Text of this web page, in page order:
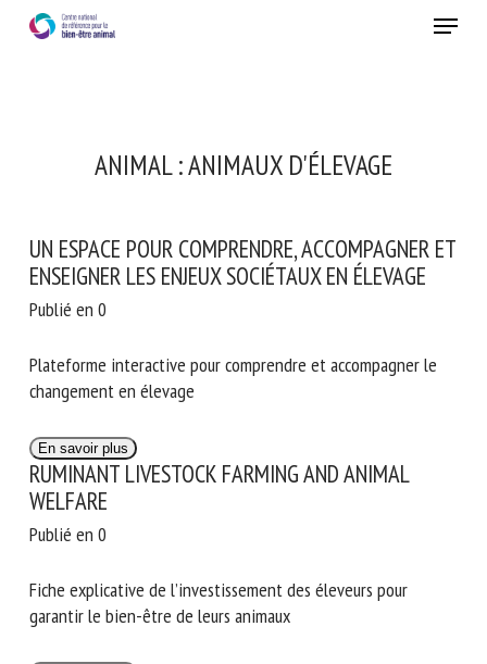
Menu
ANIMAL :ANIMAUX D'ÉLEVAGE
UN ESPACE POUR COMPRENDRE, ACCOMPAGNER ET
ENSEIGNER LES ENJEUX SOCIÉTAUX EN ÉLEVAGE
Publié en 0
Plateforme interactive pour comprendre et accompagner le
changement en élevage
En savoir plus
RUMINANT LIVESTOCK FARMING AND ANIMAL
WELFARE
Publié en 0
Fiche explicative de l’investissement des éleveurs pour
garantir le bien-être de leurs animaux